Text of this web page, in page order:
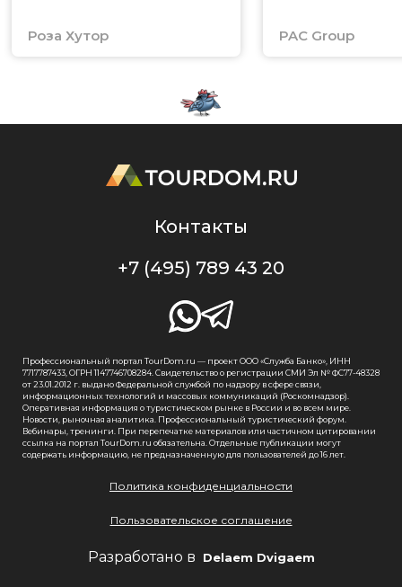
Роза Хутор PAC Group
Контакты
+7 (495) 789 43 20
Профессиональный портал TourDom.ru — проект ООО «Служба Банко», ИНН
7717787433, ОГРН 1147746708284. Свидетельство о регистрации СМИ Эл № ФС77-48328
от 23.01.2012 г. выдано Федеральной службой по надзору в сфере связи,
информационных технологий и массовых коммуникаций (Роскомнадзор).
Оперативная информация о туристическом рынке в России и во всем мире.
Новости, рыночная аналитика. Профессиональный туристический форум.
Вебинары, тренинги. При перепечатке материалов или частичном цитировании
ссылка на портал TourDom.ru обязательна. Отдельные публикации могут
содержать информацию, не предназначенную для пользователей до 16 лет.
Политика конфиденциальности
Пользовательское соглашение
Разработано в Delaem Dvigaem